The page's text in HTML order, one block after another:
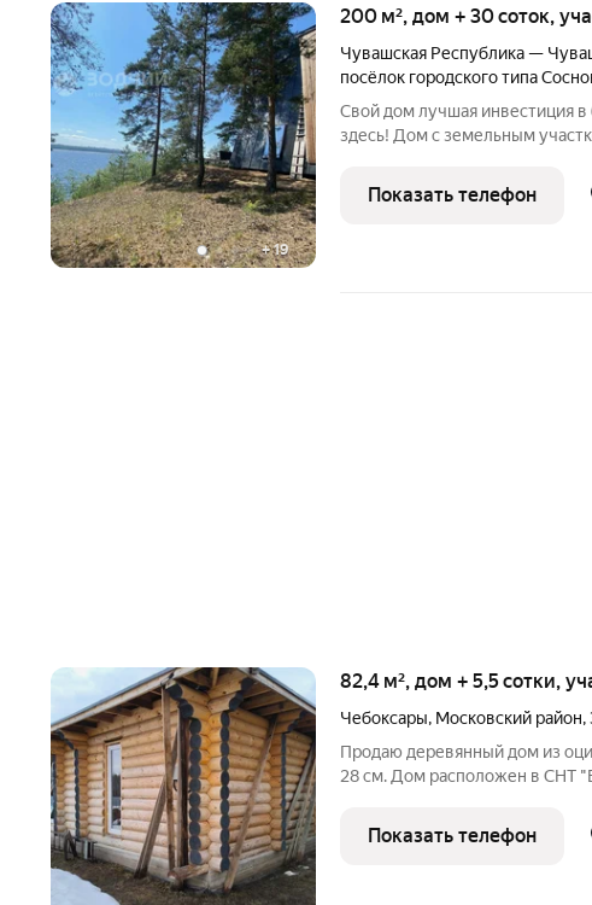
+19
200 м², дом + 30 соток,
Чувашская Республика —
посёлок городского типа
Свой дом лучшая инвестиция в будущее вашей семьи! Ваша мечта
здесь! Дом с земельным
30 соток Дом на сваях 2022
планировки, 200 кв.м Дом
Показать телефон
82,4 м², дом + 5,5 сотки,
Чебоксары, Московский район,
Продаю деревянный дом из
28 см. Дом расположен в СНТ
септик, электричество 15
мягкая черепица.
Показать телефон